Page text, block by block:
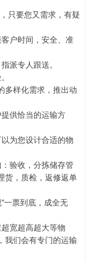
只要您又需求，有疑
户时间，安全、准
派专人跟送。
样化需求，推出动
供恰当的运输方
为您设计合适的物
验收，分拣储存管
货，质检，返修返单
票到底，成全无
宽超高超大等物
我们会有专门的运输